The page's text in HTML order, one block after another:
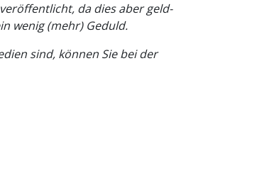
da dies aber geld-
wenig (mehr) Geduld.
sind, können Sie bei der